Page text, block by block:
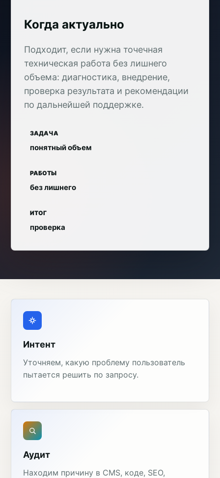
Когда актуально
Подходит, если нужна точечная
техническая работа без лишнего
объема: диагностика, внедрение,
проверка результата и рекомендации
по дальнейшей поддержке.
ЗАДАЧА
понятный объем
РАБОТЫ
без лишнего
ИТОГ
проверка
Интент
Уточняем, какую проблему пользователь
пытается решить по запросу.
Аудит
Находим причину в CMS, коде, SEO,